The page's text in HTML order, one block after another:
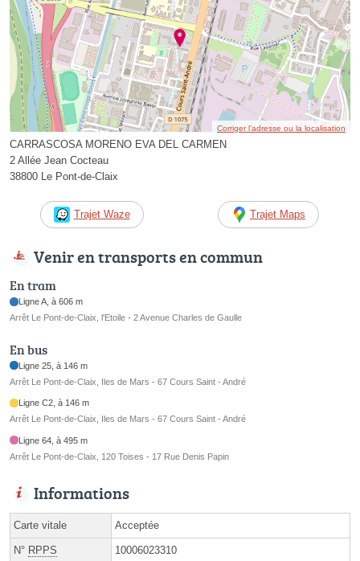
Corriger l’adresse ou la localisation
CARRASCOSA MORENO EVA DEL CARMEN
2 Allée Jean Cocteau
38800 Le Pont-de-Claix
Trajet Waze Trajet Maps
Venir en transports en commun
En tram
Ligne A, à 606 m
Arrêt Le Pont-de-Claix, l'Etoile - 2 Avenue Charles de Gaulle
En bus
Ligne 25, à 146 m
Arrêt Le Pont-de-Claix, Iles de Mars - 67 Cours Saint - André
Ligne C2, à 146 m
Arrêt Le Pont-de-Claix, Iles de Mars - 67 Cours Saint - André
Ligne 64, à 495 m
Arrêt Le Pont-de-Claix, 120 Toises - 17 Rue Denis Papin
Informations
Carte vitale Acceptée
N° RPPS 10006023310